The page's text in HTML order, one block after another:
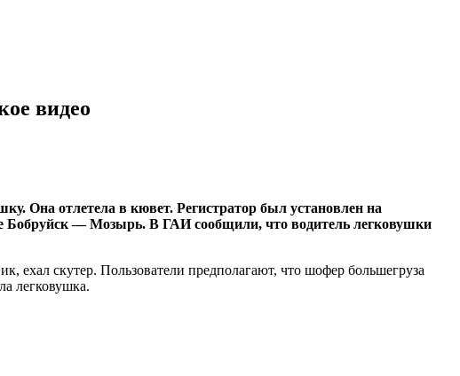
видео
Она отлетела в кювет. Регистратор был установлен на
Бобруйск — Мозырь. В ГАИ сообщили, что водитель легковушки
ехал скутер. Пользователи предполагают, что шофер большегруза
легковушка.